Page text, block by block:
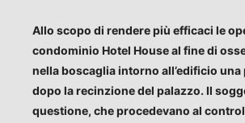
Allo scopo di rendere più efficaci le
condominio Hotel House al fine di
nella boscaglia intorno all’edificio
dopo la recinzione del palazzo. Il
questione, che procedevano al